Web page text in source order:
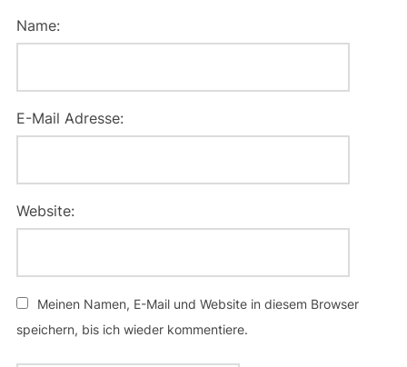
Name:
E-Mail Adresse:
Website:
Meinen Namen, E-Mail und Website in diesem Browser
speichern, bis ich wieder kommentiere.